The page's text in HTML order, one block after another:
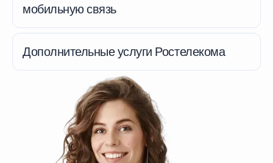
мобильную связь
Дополнительные услуги Ростелекома